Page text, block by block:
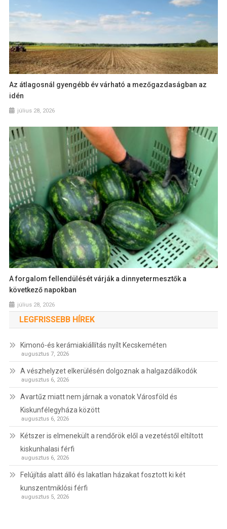
Az átlagosnál gyengébb év várható a mezőgazdaságban az
idén
július 28, 2026
A forgalom fellendülését várják a dinnyetermesztők a
következő napokban
július 28, 2026
LEGFRISSEBB HÍREK
Kimonó-és kerámiakiállítás nyílt Kecskeméten
augusztus 7, 2026
A vészhelyzet elkerülésén dolgoznak a halgazdálkodók
augusztus 6, 2026
Avartűz miatt nem járnak a vonatok Városföld és
Kiskunfélegyháza között
augusztus 6, 2026
Kétszer is elmenekült a rendőrök elől a vezetéstől eltiltott
kiskunhalasi férfi
augusztus 6, 2026
Felújítás alatt álló és lakatlan házakat fosztott ki két
kunszentmiklósi férfi
augusztus 5, 2026